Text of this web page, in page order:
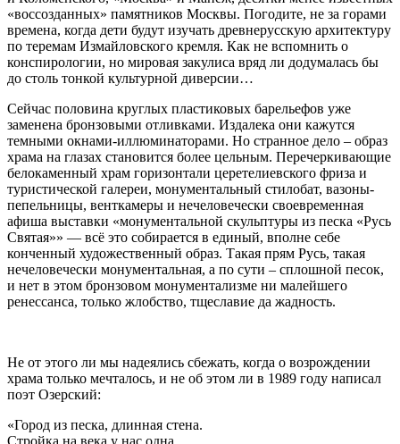
«воссозданных» памятников Москвы. Погодите, не за горами
времена, когда дети будут изучать древнерусскую архитектуру
по теремам Измайловского кремля. Как не вспомнить о
конспирологии, но мировая закулиса вряд ли додумалась бы
до столь тонкой культурной диверсии…
Сейчас половина круглых пластиковых барельефов уже
заменена бронзовыми отливками. Издалека они кажутся
темными окнами-иллюминаторами. Но странное дело – образ
храма на глазах становится более цельным. Перечеркивающие
белокаменный храм горизонтали церетелиевского фриза и
туристической галереи, монументальный стилобат, вазоны-
пепельницы, венткамеры и нечеловечески своевременная
афиша выставки «монументальной скульптуры из песка «Русь
Святая»» — всё это собирается в единый, вполне себе
конченный художественный образ. Такая прям Русь, такая
нечеловечески монументальная, а по сути – сплошной песок,
и нет в этом бронзовом монументализме ни малейшего
ренессанса, только жлобство, тщеславие да жадность.
Не от этого ли мы надеялись сбежать, когда о возрождении
храма только мечталось, и не об этом ли в 1989 году написал
поэт Озерский:
«Город из песка, длинная стена.
Стройка на века у нас одна.